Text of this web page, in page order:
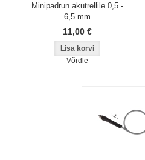
Minipadrun akutrellile 0,5 -
6,5 mm
11,00 €
Võrdle